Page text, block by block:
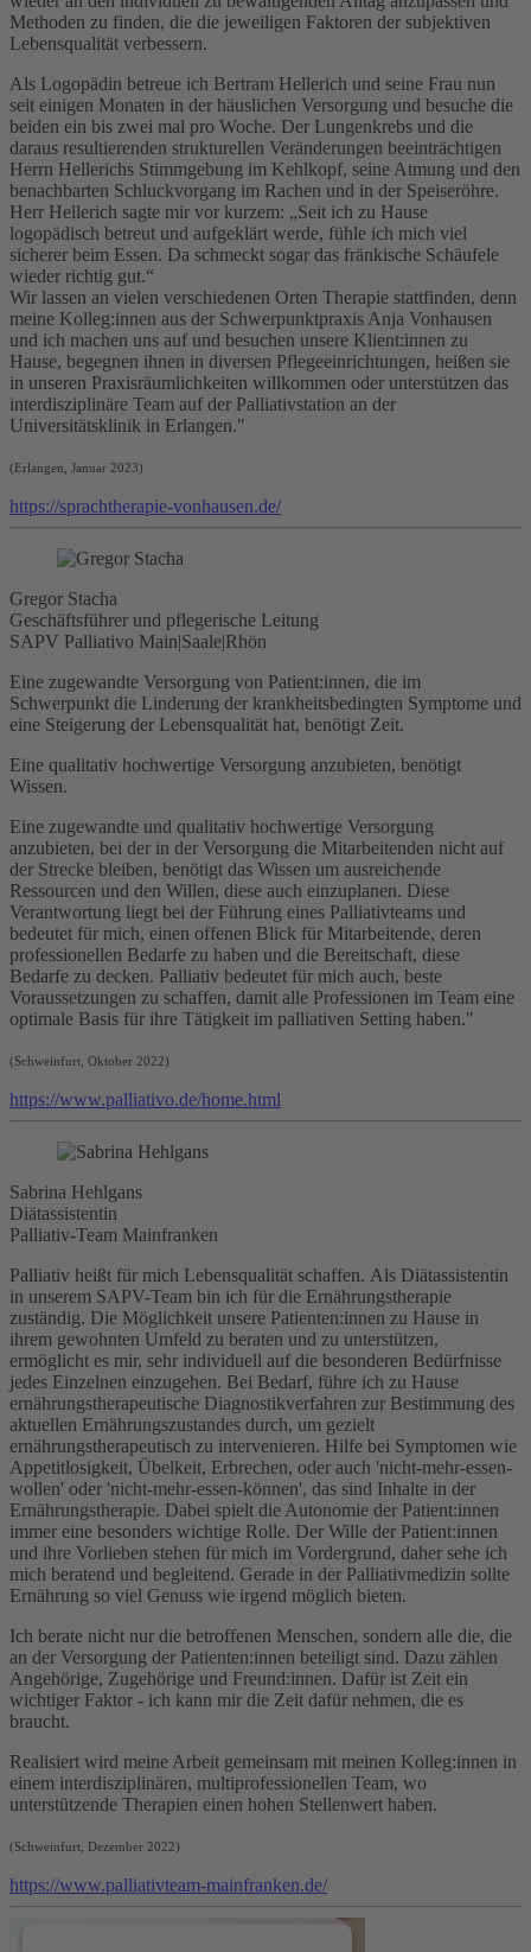
Methoden zu finden, die die jeweiligen Faktoren der subjektiven
Lebensqualität verbessern.
Als Logopädin betreue ich Bertram Hellerich und seine Frau nun
seit einigen Monaten in der häuslichen Versorgung und besuche die
beiden ein bis zwei mal pro Woche. Der Lungenkrebs und die
daraus resultierenden strukturellen Veränderungen beeinträchtigen
Herrn Hellerichs Stimmgebung im Kehlkopf, seine Atmung und den
benachbarten Schluckvorgang im Rachen und in der Speiseröhre.
Herr Hellerich sagte mir vor kurzem: „Seit ich zu Hause
logopädisch betreut und aufgeklärt werde, fühle ich mich viel
sicherer beim Essen. Da schmeckt sogar das fränkische Schäufele
wieder richtig gut.“
Wir lassen an vielen verschiedenen Orten Therapie stattfinden, denn
meine Kolleg:innen aus der Schwerpunktpraxis Anja Vonhausen
und ich machen uns auf und besuchen unsere Klient:innen zu
Hause, begegnen ihnen in diversen Pflegeeinrichtungen, heißen sie
in unseren Praxisräumlichkeiten willkommen oder unterstützen das
interdisziplinäre Team auf der Palliativstation an der
Universitätsklinik in Erlangen."
(Erlangen, Januar 2023)
https://sprachtherapie-vonhausen.de/
Gregor Stacha
Geschäftsführer und pflegerische Leitung
SAPV Palliativo Main|Saale|Rhön
Eine zugewandte Versorgung von Patient:innen, die im
Schwerpunkt die Linderung der krankheitsbedingten Symptome und
eine Steigerung der Lebensqualität hat, benötigt Zeit.
Eine qualitativ hochwertige Versorgung anzubieten, benötigt
Wissen.
Eine zugewandte und qualitativ hochwertige Versorgung
anzubieten, bei der in der Versorgung die Mitarbeitenden nicht auf
der Strecke bleiben, benötigt das Wissen um ausreichende
Ressourcen und den Willen, diese auch einzuplanen. Diese
Verantwortung liegt bei der Führung eines Palliativteams und
bedeutet für mich, einen offenen Blick für Mitarbeitende, deren
professionellen Bedarfe zu haben und die Bereitschaft, diese
Bedarfe zu decken. Palliativ bedeutet für mich auch, beste
Voraussetzungen zu schaffen, damit alle Professionen im Team eine
optimale Basis für ihre Tätigkeit im palliativen Setting haben."
(Schweinfurt, Oktober 2022)
https://www.palliativo.de/home.html
Sabrina Hehlgans
Diätassistentin
Palliativ-Team Mainfranken
Palliativ heißt für mich Lebensqualität schaffen. Als Diätassistentin
in unserem SAPV-Team bin ich für die Ernährungstherapie
zuständig. Die Möglichkeit unsere Patienten:innen zu Hause in
ihrem gewohnten Umfeld zu beraten und zu unterstützen,
ermöglicht es mir, sehr individuell auf die besonderen Bedürfnisse
jedes Einzelnen einzugehen. Bei Bedarf, führe ich zu Hause
ernährungstherapeutische Diagnostikverfahren zur Bestimmung des
aktuellen Ernährungszustandes durch, um gezielt
ernährungstherapeutisch zu intervenieren. Hilfe bei Symptomen wie
Appetitlosigkeit, Übelkeit, Erbrechen, oder auch 'nicht-mehr-essen-
wollen' oder 'nicht-mehr-essen-können', das sind Inhalte in der
Ernährungstherapie. Dabei spielt die Autonomie der Patient:innen
immer eine besonders wichtige Rolle. Der Wille der Patient:innen
und ihre Vorlieben stehen für mich im Vordergrund, daher sehe ich
mich beratend und begleitend. Gerade in der Palliativmedizin sollte
Ernährung so viel Genuss wie irgend möglich bieten.
Ich berate nicht nur die betroffenen Menschen, sondern alle die, die
an der Versorgung der Patienten:innen beteiligt sind. Dazu zählen
Angehörige, Zugehörige und Freund:innen. Dafür ist Zeit ein
wichtiger Faktor - ich kann mir die Zeit dafür nehmen, die es
braucht.
Realisiert wird meine Arbeit gemeinsam mit meinen Kolleg:innen in
einem interdisziplinären, multiprofessionellen Team, wo
unterstützende Therapien einen hohen Stellenwert haben.
(Schweinfurt, Dezember 2022)
https://www.palliativteam-mainfranken.de/